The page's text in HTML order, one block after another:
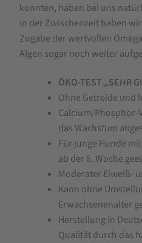
konnten, haben bei uns
in der Zwischenzeit haben
Zugabe der wertvollen
Algen sogar noch weiter
ÖKO-TEST „SEHR
Ohne Getreide und
Calcium/Phosphor-
das Wachstum
Für junge Hunde
ab der 6. Woche
Moderater Eiweiß-
Kann ohne
Erwachsenenalter
Herstellung in
Qualität durch das